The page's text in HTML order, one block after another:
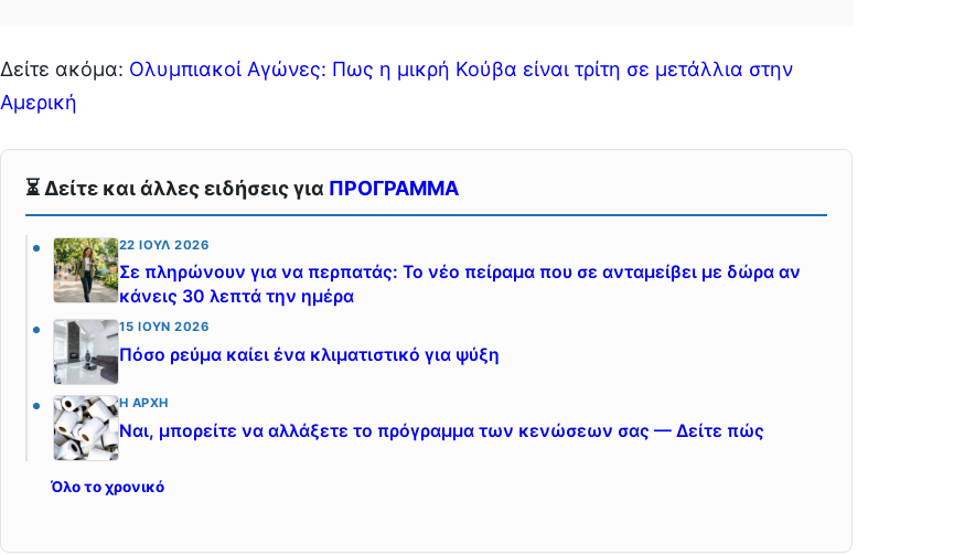
Δείτε ακόμα: Ολυμπιακοί Αγώνες: Πως η μικρή Κούβα είναι τρίτη σε μετάλλια στην
Αμερική
⏳ Δείτε και άλλες ειδήσεις για ΠΡΟΓΡΑΜΜΑ
22 ΙΟΎΛ 2026
Σε πληρώνουν για να περπατάς: Το νέο πείραμα που σε ανταμείβει με δώρα αν
κάνεις 30 λεπτά την ημέρα
15 ΙΟΎΝ 2026
Πόσο ρεύμα καίει ένα κλιματιστικό για ψύξη
Η ΑΡΧΉ
Ναι, μπορείτε να αλλάξετε το πρόγραμμα των κενώσεων σας — Δείτε πώς
Όλο το χρονικό